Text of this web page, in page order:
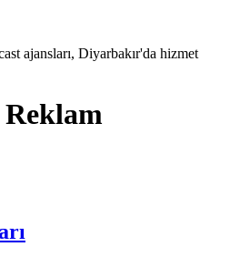
ajansları, Diyarbakır'da hizmet